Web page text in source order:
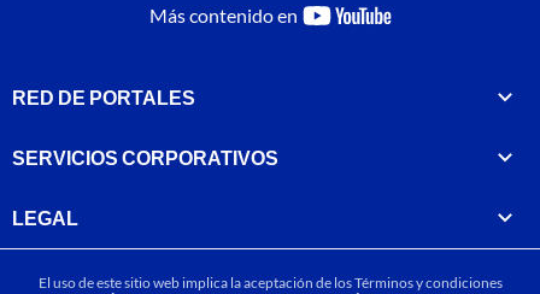
Más contenido en
youtube-
RED DE PORTALES
SERVICIOS CORPORATIVOS
LEGAL
El uso de este sitio web implica la aceptación de losTérminos y condiciones